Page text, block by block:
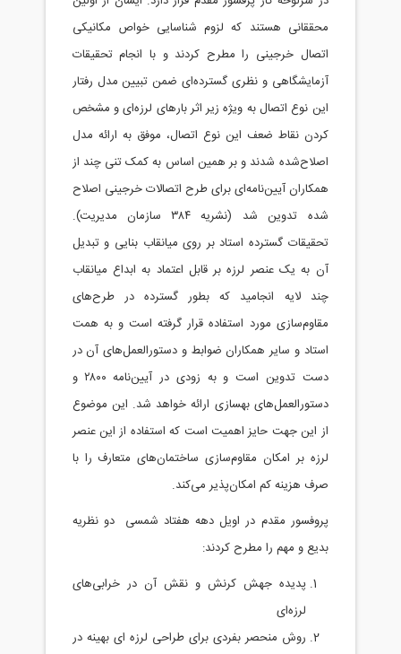
محققانی هستند که لزوم شناسایی خواص مکانیکی
اتصال خرجینی را مطرح کردند و با انجام تحقیقات
آزمایشگاهی و نظری گسترده‌ای ضمن تبیین مدل رفتار
این نوع اتصال به ویژه زیر اثر بارهای لرزه‌ای و مشخص
کردن نقاط ضعف این نوع اتصال، موفق به ارائه مدل
اصلاح‌شده شدند و بر همین اساس به کمک تنی چند از
همکاران آیین‌نامه‌ای برای طرح اتصالات خرجینی اصلاح
شده تدوین شد (نشریه ۳۸۴ سازمان مدیریت).
تحقیقات گسترده استاد بر روی میانقاب بنایی و تبدیل
آن به یک عنصر لرزه بر قابل اعتماد به ابداع میانقاب
چند لایه انجامید که بطور گسترده در طرح‌های
مقاوم‌سازی مورد استفاده قرار گرفته است و به همت
استاد و سایر همکاران ضوابط و دستورالعمل‌های آن در
دست تدوین است و به زودی در آیین‌نامه ۲۸۰۰ و
دستورالعمل‌های بهسازی ارائه خواهد شد. این موضوع
از این جهت حایز اهمیت است که استفاده از این عنصر
لرزه بر امکان مقاوم‌سازی ساختمان‌های متعارف را با
صرف هزینه کم امکان‌پذیر می‌کند.
پروفسور مقدم در اویل دهه هفتاد شمسی دو نظریه
بدیع و مهم را مطرح کردند:
پدیده جهش کرنش و نقش آن در خرابی‌های
روش منحصر بفردی برای طراحی لرزه ای بهینه در